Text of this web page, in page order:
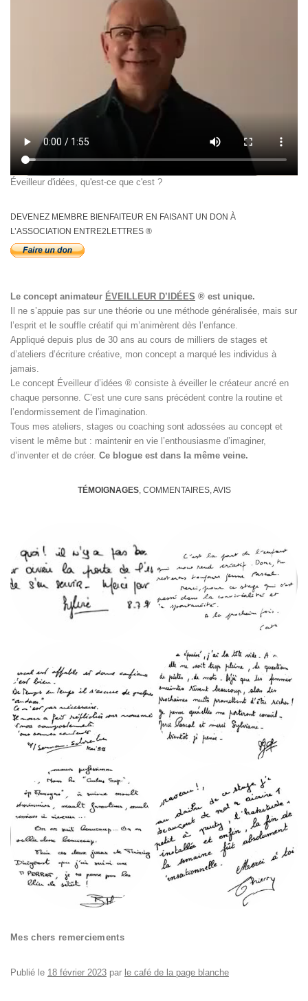
Éveilleur d'idées, qu'est-ce que c'est ?
DEVENEZ MEMBRE BIENFAITEUR EN FAISANT UN DON À
L’ASSOCIATION ENTRE2LETTRES ®
Le concept animateur ÉVEILLEUR D’IDÉES ® est unique.
Il ne s’appuie pas sur une théorie ou une méthode généralisée, mais sur
l’esprit et le souffle créatif qui m’animèrent dès l’enfance.
Appliqué depuis plus de 30 ans au cours de milliers de stages et
d’ateliers d’écriture créative, mon concept a marqué les individus à
jamais.
Le concept Éveilleur d’idées ® consiste à éveiller le créateur ancré en
chaque personne. C’est une cure sans précédent contre la routine et
l’endormissement de l’imagination.
Tous mes ateliers, stages ou coaching sont adossées au concept et
visent le même but : maintenir en vie l’enthousiasme d’imaginer,
d’inventer et de créer. Ce blogue est dans la même veine.
TÉMOIGNAGES, COMMENTAIRES, AVIS
Mes chers remerciements
Publié le 18 février 2023 par le café de la page blanche